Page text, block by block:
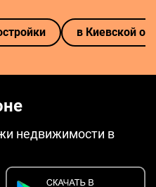
в Киевской
недвижимости в